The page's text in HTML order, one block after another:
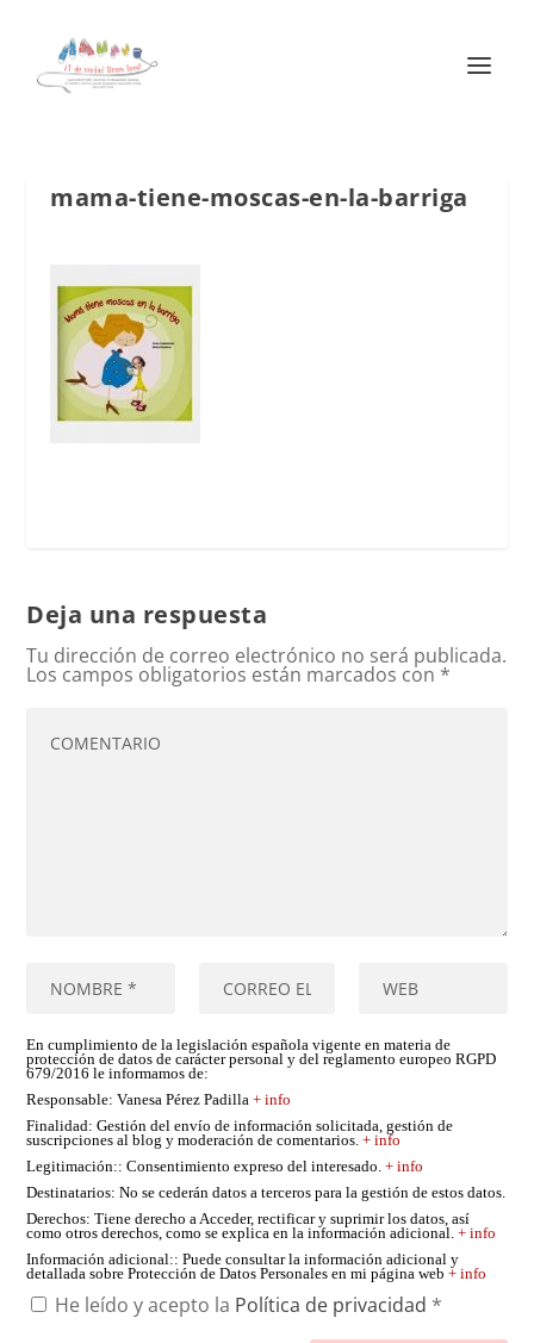
mama-tiene-moscas-en-la-barriga
Deja una respuesta
Tu dirección de correo electrónico no será publicada.
Los campos obligatorios están marcados con *
En cumplimiento de la legislación española vigente en materia de
protección de datos de carácter personal y del reglamento europeo RGPD
679/2016 le informamos de:
Responsable: Vanesa Pérez Padilla+ info
Finalidad: Gestión del envío de información solicitada, gestión de
suscripciones al blog y moderación de comentarios.+ info
Legitimación:: Consentimiento expreso del interesado.+ info
Destinatarios: No se cederán datos a terceros para la gestión de estos datos.
Derechos: Tiene derecho a Acceder, rectificar y suprimir los datos, así
como otros derechos, como se explica en la información adicional.+ info
Información adicional:: Puede consultar la información adicional y
detallada sobre Protección de Datos Personales en mi página web+ info
He leído y acepto la Política de privacidad *